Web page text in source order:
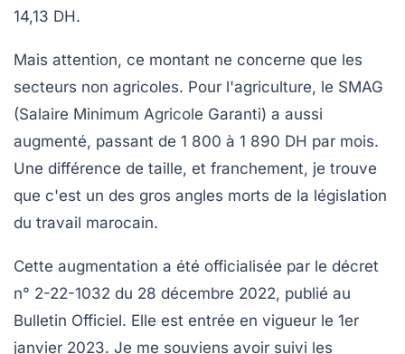
14,13 DH.
Mais attention, ce montant ne concerne que les
secteurs non agricoles. Pour l'agriculture, le SMAG
(Salaire Minimum Agricole Garanti) a aussi
augmenté, passant de 1 800 à 1 890 DH par mois.
Une différence de taille, et franchement, je trouve
que c'est un des gros angles morts de la législation
du travail marocain.
Cette augmentation a été officialisée par le décret
n° 2-22-1032 du 28 décembre 2022, publié au
Bulletin Officiel. Elle est entrée en vigueur le 1er
janvier 2023. Je me souviens avoir suivi les